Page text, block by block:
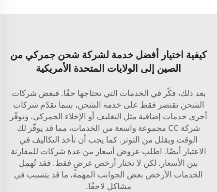
كيفية اختيار أفضل خدمة لشركة شحن جمركي من
الصين إلى الولايات المتحدة الأمريكية
بعد ذلك، فكّر في الخدمات التي تحتاجها حقًا. فبعض شركات
الشحن تقتصر فقط على خدمة الشحن، بينما تقدّم شركات
أخرى خدمات إضافية مثل التغليف أو الإخلاء الجمركي. وتوفّر
شركة CC مجموعة واسعة من الخدمات، مما قد يوفّر لك
الوقت ويقلل من التوتر. كما يجب أن تأخذ التكاليف في
الاعتبار أيضًا. اطلب عروض أسعار من عدة شركات للمقارنة
بين الأسعار. لكن لا تختار أرخص عرضٍ فقط. فقد تُهمِل
الخدمات الأرخص بعض الجوانب المهمة، ما قد يتسبب في
مشاكل لاحقًا.